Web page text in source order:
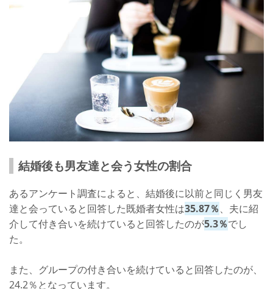
トラブルにならぬよう気をつけよう！
結婚後も男友達と会う女性の割合
あるアンケート調査によると、結婚後に以前と同じく男友
達と会っていると回答した既婚者女性は35.87％、夫に紹
介して付き合いを続けていると回答したのが5.3％でし
た。
また、グループの付き合いを続けていると回答したのが、
24.2％となっています。